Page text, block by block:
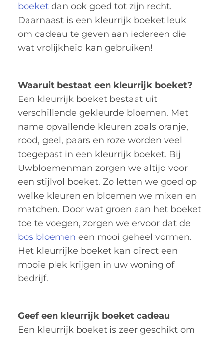
boeket dan ook goed tot zijn recht.
Daarnaast is een kleurrijk boeket leuk
om cadeau te geven aan iedereen die
wat vrolijkheid kan gebruiken!
Waaruit bestaat een kleurrijk boeket?
Een kleurrijk boeket bestaat uit
verschillende gekleurde bloemen. Met
name opvallende kleuren zoals oranje,
rood, geel, paars en roze worden veel
toegepast in een kleurrijk boeket. Bij
Uwbloemenman zorgen we altijd voor
een stijlvol boeket. Zo letten we goed op
welke kleuren en bloemen we mixen en
matchen. Door wat groen aan het boeket
toe te voegen, zorgen we ervoor dat de
bos bloemen een mooi geheel vormen.
Het kleurrijke boeket kan direct een
mooie plek krijgen in uw woning of
bedrijf.
Geef een kleurrijk boeket cadeau
Een kleurrijk boeket is zeer geschikt om